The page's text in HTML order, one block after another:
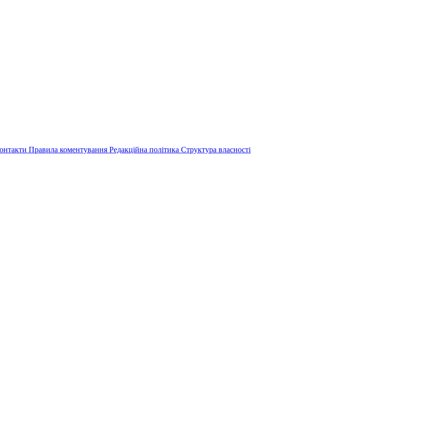
Правила коментування Редакційна політика Структура власності